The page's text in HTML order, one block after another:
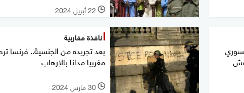
l 22 أبريل 2024
السوري
نافذة مغاربية
بعد تجريده من الجنسية.. فرنسا
مغربيا مدانا بالإرهاب
l 30 مارس 2024